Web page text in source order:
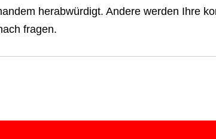
herabwürdigt. Andere werden Ihre
fragen.